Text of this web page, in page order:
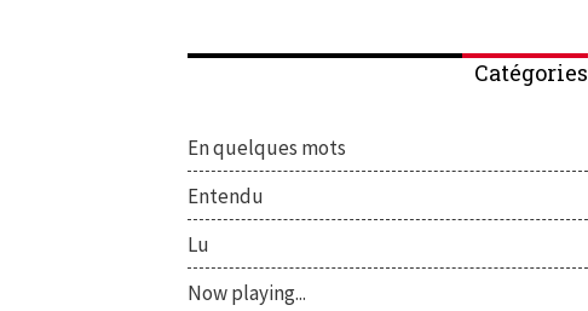
Catégories
En quelques mots
Entendu
Lu
Now playing...